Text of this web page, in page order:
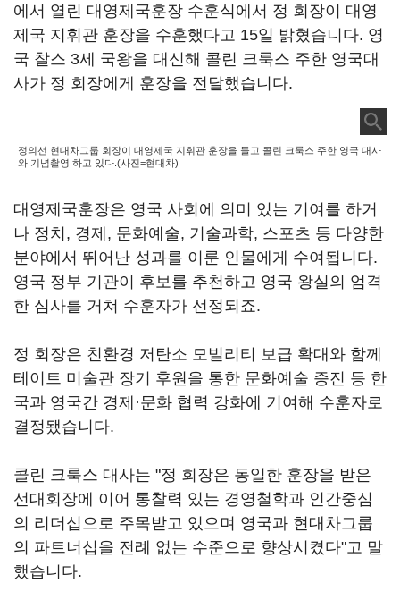
에서 열린 대영제국훈장 수훈식에서 정 회장이 대영
제국 지휘관 훈장을 수훈했다고 15일 밝혔습니다. 영
국 찰스 3세 국왕을 대신해 콜린 크룩스 주한 영국대
사가 정 회장에게 훈장을 전달했습니다.
정의선 현대차그룹 회장이 대영제국 지휘관 훈장을 들고 콜린 크룩스 주한 영국 대사
와 기념촬영 하고 있다.(사진=현대차)
대영제국훈장은 영국 사회에 의미 있는 기여를 하거
나 정치, 경제, 문화예술, 기술과학, 스포츠 등 다양한
분야에서 뛰어난 성과를 이룬 인물에게 수여됩니다.
영국 정부 기관이 후보를 추천하고 영국 왕실의 엄격
한 심사를 거쳐 수훈자가 선정되죠.
정 회장은 친환경 저탄소 모빌리티 보급 확대와 함께
테이트 미술관 장기 후원을 통한 문화예술 증진 등 한
국과 영국간 경제·문화 협력 강화에 기여해 수훈자로
결정됐습니다.
콜린 크룩스 대사는 "정 회장은 동일한 훈장을 받은
선대회장에 이어 통찰력 있는 경영철학과 인간중심
의 리더십으로 주목받고 있으며 영국과 현대차그룹
의 파트너십을 전례 없는 수준으로 향상시켰다"고 말
했습니다.